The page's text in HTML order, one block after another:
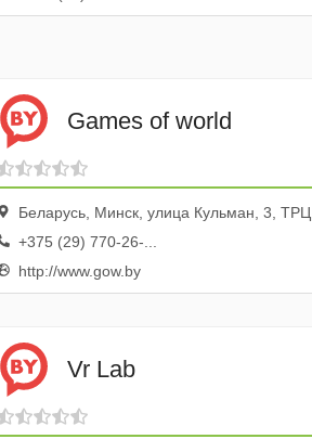
Games of world
Беларусь, Минск, улица Кульман, 3, ТРЦ Кулмэн, пав. 220, 2
+375 (29) 770-26-...
http://www.gow.by
Vr Lab